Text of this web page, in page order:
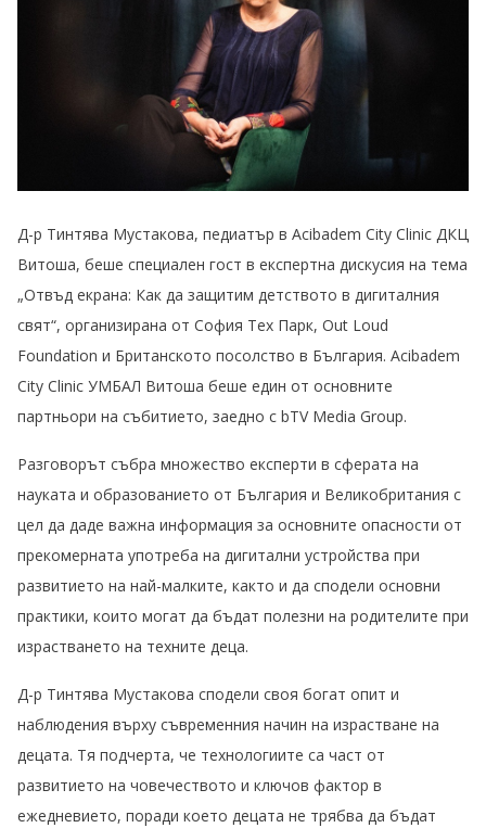
Д-р Тинтява Мустакова, педиатър в Acibadem City Clinic ДКЦ
Витоша, беше специален гост в експертна дискусия на тема
„Отвъд екрана: Как да защитим детството в дигиталния
свят“, организирана от София Тех Парк, Out Loud
Foundation и Британското посолство в България. Acibadem
City Clinic УМБАЛ Витоша беше един от основните
партньори на събитието, заедно с bTV Media Group.
Разговорът събра множество експерти в сферата на
науката и образованието от България и Великобритания с
цел да даде важна информация за основните опасности от
прекомерната употреба на дигитални устройства при
развитието на най-малките, както и да сподели основни
практики, които могат да бъдат полезни на родителите при
израстването на техните деца.
Д-р Тинтява Мустакова сподели своя богат опит и
наблюдения върху съвременния начин на израстване на
децата. Тя подчерта, че технологиите са част от
развитието на човечеството и ключов фактор в
ежедневието, поради което децата не трябва да бъдат